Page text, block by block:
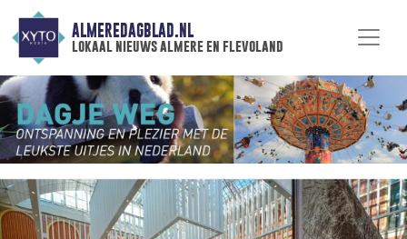
ALMEREDAGBLAD.NL
lokaal nieuws almere en flevoland